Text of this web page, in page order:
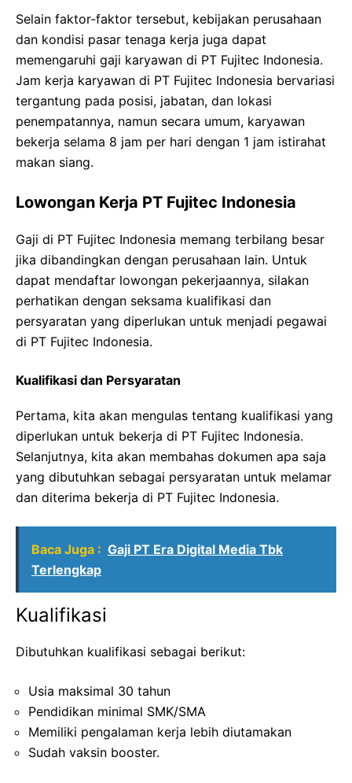
Selain faktor-faktor tersebut, kebijakan perusahaan
dan kondisi pasar tenaga kerja juga dapat
memengaruhi gaji karyawan di PT Fujitec Indonesia.
Jam kerja karyawan di PT Fujitec Indonesia bervariasi
tergantung pada posisi, jabatan, dan lokasi
penempatannya, namun secara umum, karyawan
bekerja selama 8 jam per hari dengan 1 jam istirahat
makan siang.
Lowongan Kerja PT Fujitec Indonesia
Gaji di PT Fujitec Indonesia memang terbilang besar
jika dibandingkan dengan perusahaan lain. Untuk
dapat mendaftar lowongan pekerjaannya, silakan
perhatikan dengan seksama kualifikasi dan
persyaratan yang diperlukan untuk menjadi pegawai
di PT Fujitec Indonesia.
Kualifikasi dan Persyaratan
Pertama, kita akan mengulas tentang kualifikasi yang
diperlukan untuk bekerja di PT Fujitec Indonesia.
Selanjutnya, kita akan membahas dokumen apa saja
yang dibutuhkan sebagai persyaratan untuk melamar
dan diterima bekerja di PT Fujitec Indonesia.
Baca Juga : Gaji PT Era Digital Media Tbk
Terlengkap
Kualifikasi
Dibutuhkan kualifikasi sebagai berikut:
Usia maksimal 30 tahun
Pendidikan minimal SMK/SMA
Memiliki pengalaman kerja lebih diutamakan
Sudah vaksin booster.